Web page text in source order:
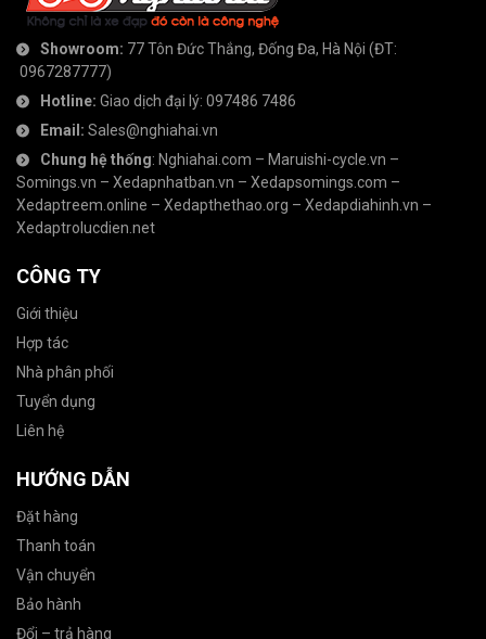
Showroom: 77 Tôn Đức Thắng, Đống Đa, Hà Nội (ĐT:
0967287777)
Hotline: Giao dịch đại lý: 097486 7486
Email: Sales@nghiahai.vn
Chung hệ thống: Nghiahai.com – Maruishi-cycle.vn –
Somings.vn – Xedapnhatban.vn – Xedapsomings.com –
Xedaptreem.online – Xedapthethao.org – Xedapdiahinh.vn –
Xedaptrolucdien.net
CÔNG TY
Giới thiệu
Hợp tác
Nhà phân phối
Tuyển dụng
Liên hệ
HƯỚNG DẪN
Đặt hàng
Thanh toán
Vận chuyển
Bảo hành
Đổi – trả hàng